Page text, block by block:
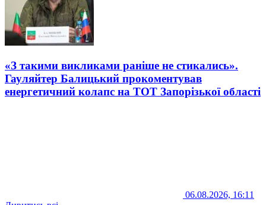
«З такими викликами раніше не стикались».
Гауляйтер Балицький прокоментував
енергетичний колапс на ТОТ Запорізької області
06.08.2026, 16:11